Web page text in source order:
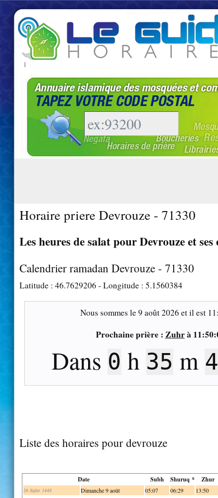
|
Horaire priere Devrouze - 71330
Les heures de salat pour Devrouze et
Calendrier ramadan Devrouze - 71330
Latitude : 46.7629206 - Longitude : 5.1560384
Nous sommes le9 août 2026 et il est
Prochaine prière : Zuhrà
Dans 0 h 35 m
Liste des horaires pour devrouze
Date Subh Shuruq * Zhur
26 Safar 1448 Dimanche 9 août 05:07 06:29 13:50